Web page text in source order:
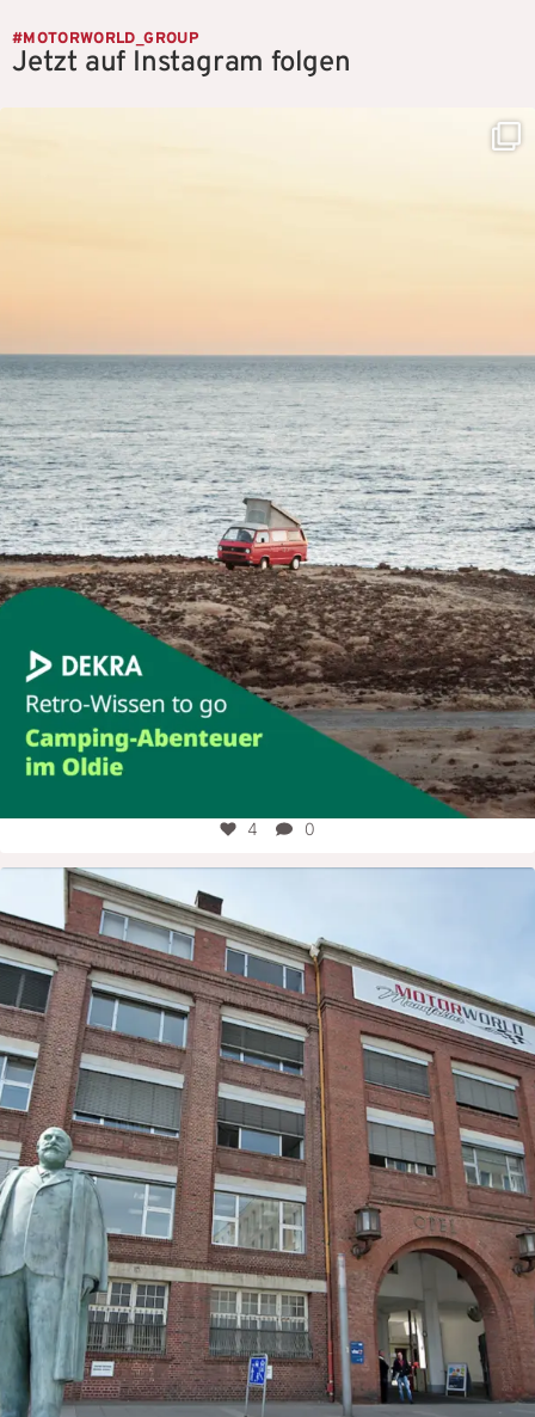
#MOTORWORLD_GROUP
Jetzt auf Instagram folgen
4 0
motorworld_group